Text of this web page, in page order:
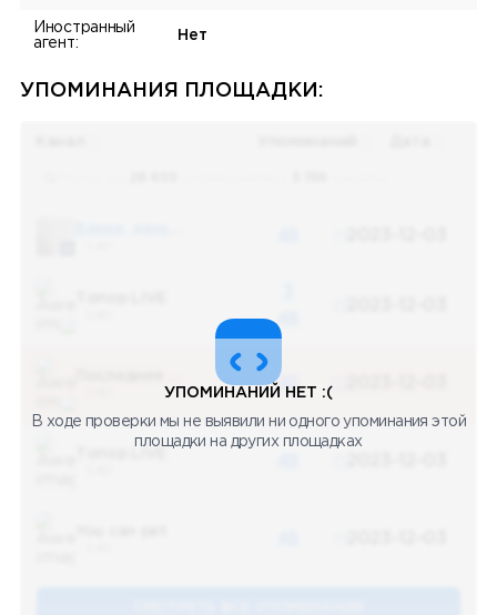
Иностранный
агент:
Нет
УПОМИНАНИЯ ПЛОЩАДКИ:
48
48
УПОМИНАНИЙ НЕТ :(
В ходе проверки мы не выявили ни одного упоминания этой
площадки на других площадках